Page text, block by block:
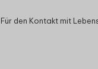
Für den Kontakt mit